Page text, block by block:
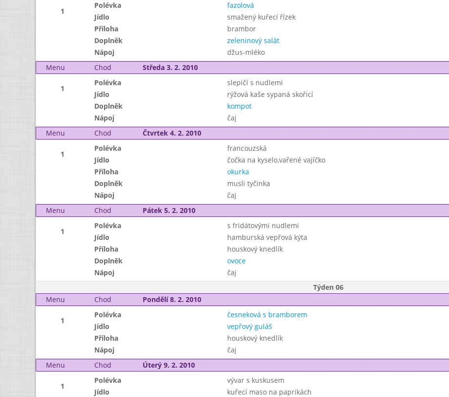
1
Polévka
fazolová
Jídlo
smažený kuřecí řízek
Příloha
brambor
Doplněk
zeleninový salát
Nápoj
džus-mléko
Menu
Chod Středa 3. 2. 2010
1
Polévka
slepičí s nudlemi
Jídlo
rýžová kaše sypaná skořicí
Doplněk
kompot
Nápoj
čaj
Menu
Chod Čtvrtek 4. 2. 2010
1
Polévka
francouzská
Jídlo
čočka na kyselo,vařené vajíčko
Příloha
okurka
Doplněk
musli tyčinka
Nápoj
čaj
Menu
Chod Pátek 5. 2. 2010
1
Polévka
s fridátovými nudlemi
Jídlo
hamburská vepřová kýta
Příloha
houskový knedlík
Doplněk
ovoce
Nápoj
čaj
Týden 06
Menu
Chod Pondělí 8. 2. 2010
1
Polévka
česneková s bramborem
Jídlo
vepřový guláš
Příloha
houskový knedlík
Nápoj
čaj
Menu
Chod Úterý 9. 2. 2010
1
Polévka
vývar s kuskusem
Jídlo
kuřecí maso na paprikách